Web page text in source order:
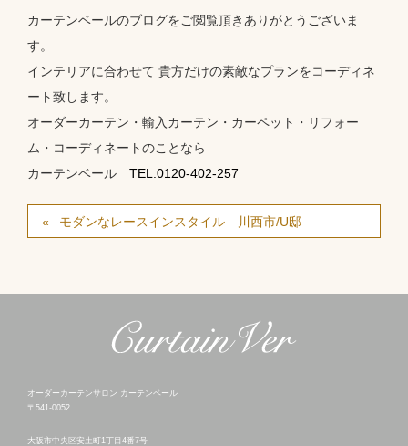
カーテンベールのブログをご閲覧頂きありがとうございま
す。
インテリアに合わせて 貴方だけの素敵なプランをコーディネ
ート致します。
オーダーカーテン・輸入カーテン・カーペット・リフォー
ム・コーディネートのことなら
カーテンベール TEL.0120-402-257
モダンなレースインスタイル 川西市/U邸
オーダーカーテンサロン カーテンベール
〒541-0052
大阪市中央区安土町1丁目4番7号